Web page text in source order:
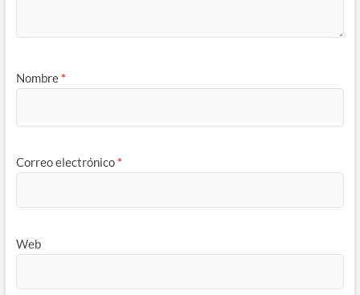
Nombre *
Correo electrónico *
Web